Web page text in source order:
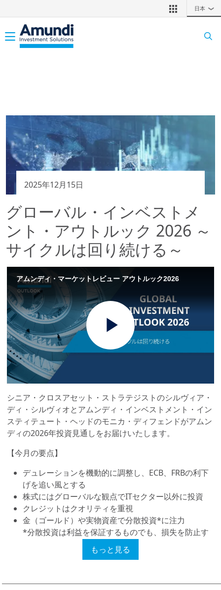
日本 ❯
Toggle navigation
2025年12月15日
グローバル・インベストメ
ント・アウトルック 2026 ～
サイクルは回り続ける～
アムンディ・マーケットレビュー アウトルック2026
Play
Video
シニア・クロスアセット・ストラテジストのシルヴィア・
ディ・シルヴィオとアムンディ・インベストメント・イン
スティテュート・ヘッドのモニカ・ディフェンドがアムン
ディの2026年投資見通しをお届けいたします。
【今月の要点】
デュレーションを機動的に調整し、ECB、FRBの利下
げを追い風とする
株式にはグローバルな観点でITセクター以外に投資
クレジットはクオリティを重視
金（ゴールド）や実物資産で分散投資*に注力
*分散投資は利益を保証するものでも、損失を防止す
るものでもありません。もっと見る